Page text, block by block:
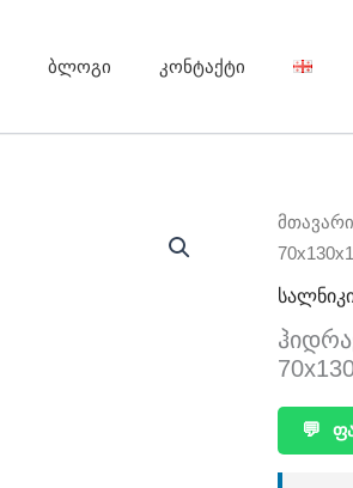
ბლოგი კონტაქტი
მთავარი
💬